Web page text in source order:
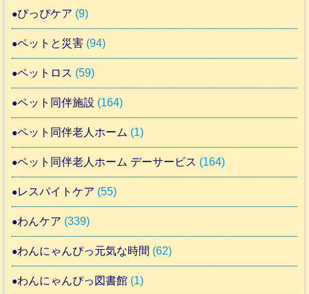
ぴっぴケア (9)
ペットと災害 (94)
ペットロス (59)
ペット同伴施設 (164)
ペット同伴老人ホーム (1)
ペット同伴老人ホーム デーサービス (164)
レスパイトケア (55)
わんケア (339)
わんにゃんぴっ元気な時間 (62)
わんにゃんぴっ図書館 (1)